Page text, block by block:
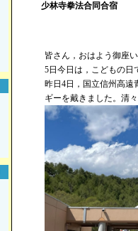
少林寺拳法合同合宿
皆さん，おはよう御座
5日今日は，こどもの日
昨日4日，国立信州高遠
ギーを戴きました。清